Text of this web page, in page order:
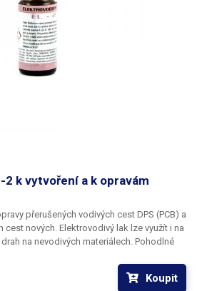
2 k vytvoření a k opravám
přerušených vodivých cest DPS (PCB) a
cest nových. Elektrovodivý lak lze využít i na
na nevodivých materiálech. Pohodlné
Obsahuje stříbro.
Koupit